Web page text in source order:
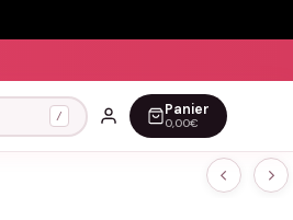
/ Panier
0,00€